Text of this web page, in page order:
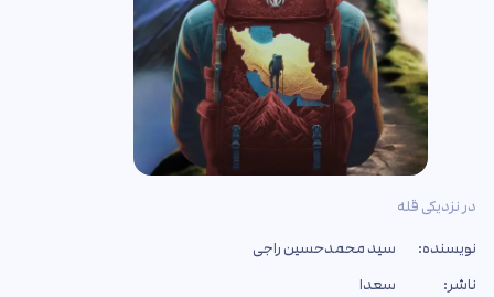
در نزدیکی قله
نویسنده:
سید محمدحسین راجی
ناشر:
سعدا